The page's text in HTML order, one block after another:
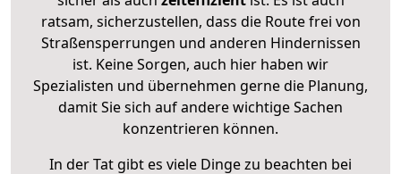
ratsam, sicherzustellen, dass die Route frei von
Straßensperrungen und anderen Hindernissen
ist. Keine Sorgen, auch hier haben wir
Spezialisten und übernehmen gerne die Planung,
damit Sie sich auf andere wichtige Sachen
konzentrieren können.
In der Tat gibt es viele Dinge zu beachten bei